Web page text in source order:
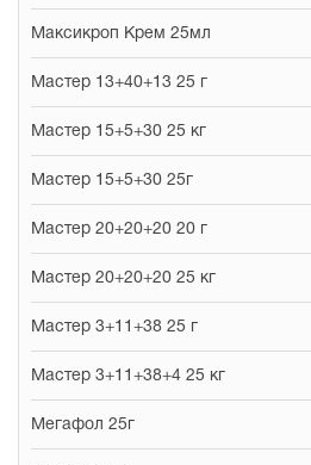
Максикроп Крем 25мл
Мастер 13+40+13 25 г
Мастер 15+5+30 25 кг
Мастер 15+5+30 25г
Мастер 20+20+20 20 г
Мастер 20+20+20 25 кг
Мастер 3+11+38 25 г
Мастер 3+11+38+4 25 кг
Мегафол 25г